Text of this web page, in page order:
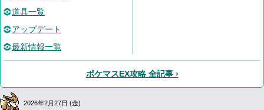
道具一覧
アップデート
最新情報一覧
ポケマスEX攻略 全記事 ›
2026年2月27日 (金)